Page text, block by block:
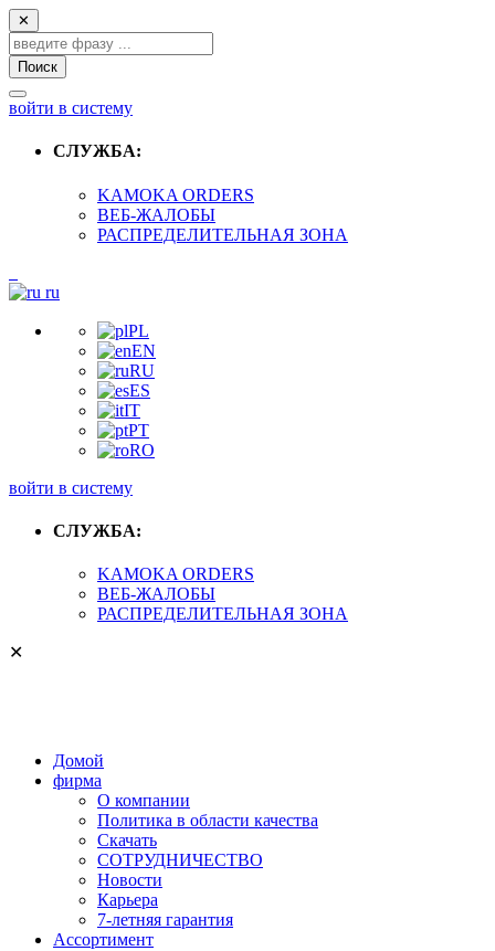
✕
Поиск
войти в систему
СЛУЖБА:
KAMOKA ORDERS
ВЕБ-ЖАЛОБЫ
РАСПРЕДЕЛИТЕЛЬНАЯ ЗОНА
ru
PL
EN
RU
ES
IT
PT
RO
войти в систему
СЛУЖБА:
KAMOKA ORDERS
ВЕБ-ЖАЛОБЫ
РАСПРЕДЕЛИТЕЛЬНАЯ ЗОНА
✕
Домой
фирма
О компании
Политика в области качества
Скачать
СОТРУДНИЧЕСТВО
Новости
Карьера
7-летняя гарантия
Aссортимент